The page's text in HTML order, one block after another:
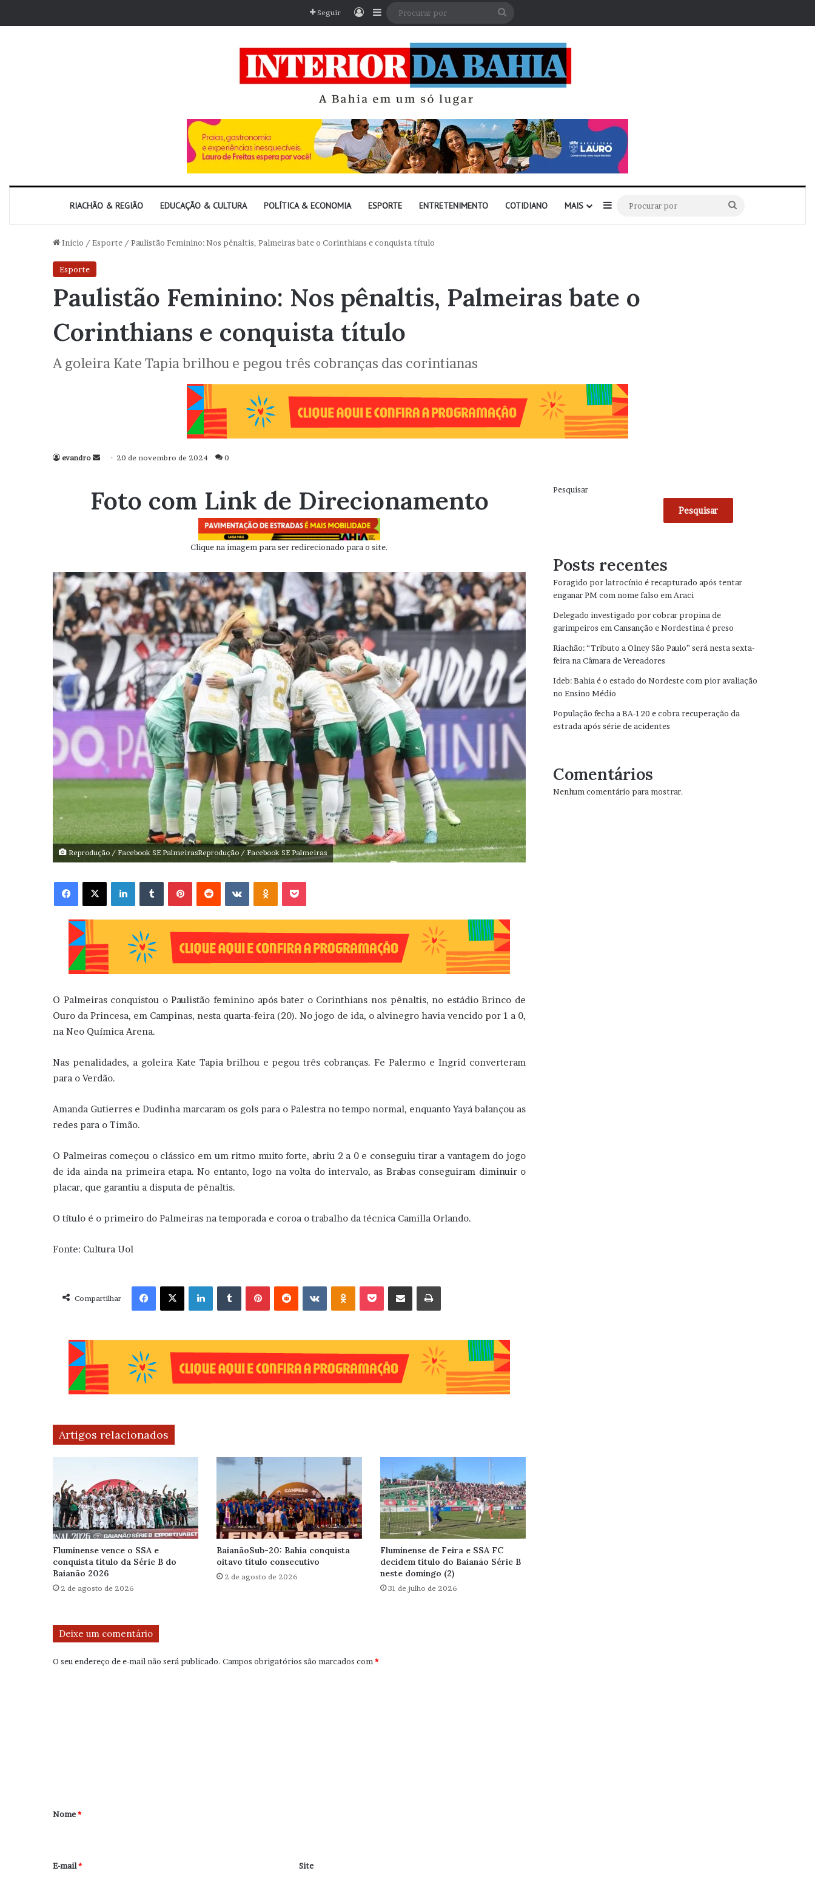
Seguir EntrarBarra Lateral
RIACHÃO & REGIÃO EDUCAÇÃO & CULTURA POLÍTICA & ECONOMIA ESPORTE ENTRETENIMENTO COTIDIANO MAIS Barra Lateral
por
Início / Esporte / Paulistão Feminino: Nos pênaltis, Palmeiras bate o Corinthians e conquista título
Esporte
Paulistão Feminino: Nos pênaltis, Palmeiras bate o
Corinthians e conquista título
A goleira Kate Tapia brilhou e pegou três cobranças das corintianas
evandro
Mande
mail
20 de novembro de 2024 0
Foto com Link de Direcionamento
Clique na imagem para ser redirecionado para o site.
Reprodução / Facebook SE PalmeirasReprodução / Facebook SE Palmeiras
Facebook X Linkedin VK OK
O Palmeiras conquistou o Paulistão feminino após bater o Corinthians nos pênaltis, no estádio Brinco de
Ouro da Princesa, em Campinas, nesta quarta-feira (20). No jogo de ida, o alvinegro havia vencido por 1 a 0,
na Neo Química Arena.
Nas penalidades, a goleira Kate Tapia brilhou e pegou três cobranças. Fe Palermo e Ingrid converteram
para o Verdão.
Amanda Gutierres e Dudinha marcaram os gols para o Palestra no tempo normal, enquanto Yayá balançou as
redes para o Timão.
O Palmeiras começou o clássico em um ritmo muito forte, abriu 2 a 0 e conseguiu tirar a vantagem do jogo
de ida ainda na primeira etapa. No entanto, logo na volta do intervalo, as Brabas conseguiram diminuir o
placar, que garantiu a disputa de pênaltis.
O título é o primeiro do Palmeiras na temporada e coroa o trabalho da técnica Camilla Orlando.
Fonte: Cultura Uol
Compartilhar
Facebook X Linkedin VK OK
Artigos relacionados
Fluminense vence o SSA e
conquista título da Série B do
Baianão 2026
2 de agosto de 2026
BaianãoSub-20: Bahia conquista
oitavo título consecutivo
2 de agosto de 2026
Fluminense de Feira e SSA FC
decidem título do Baianão Série B
neste domingo (2)
31 de julho de 2026
Deixe um comentário
O seu endereço de e-mail não será publicado. Campos obrigatórios são marcados com *
r
*
Nome*
E-mail* Site
Pesquisar
Pesquisar
Posts recentes
Foragido por latrocínio é recapturado após tentar
enganar PM com nome falso em Araci
Delegado investigado por cobrar propina de
garimpeiros em Cansanção e Nordestina é preso
Riachão: “Tributo a Olney São Paulo” será nesta sexta-
feira na Câmara de Vereadores
Ideb: Bahia é o estado do Nordeste com pior avaliação
no Ensino Médio
População fecha a BA-120 e cobra recuperação da
estrada após série de acidentes
Comentários
Nenhum comentário para mostrar.